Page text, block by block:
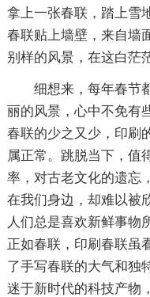
拿上一张春联，踏上雪
春联贴上墙壁，来自墙
别样的风景，在这白茫
细想来，每年春节
丽的风景，心中不免有
春联的少之又少，印刷
属正常。跳脱当下，值
率，对古老文化的遗忘
在我们身边，却难以被
人们总是喜欢新鲜事物
正如春联，印刷春联虽
了手写春联的大气和独
迷于新时代的科技产物